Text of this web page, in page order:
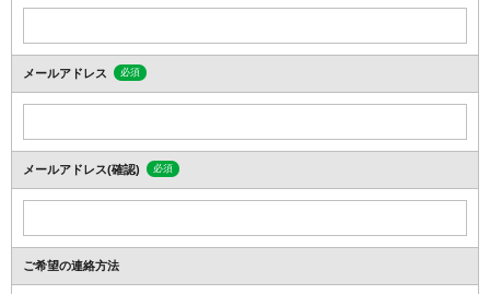
メールアドレス 必須
メールアドレス(確認) 必須
ご希望の連絡方法